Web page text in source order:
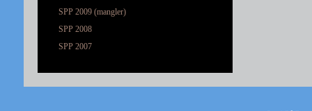
SPP 2009 (mangler)
SPP 2008
SPP 2007